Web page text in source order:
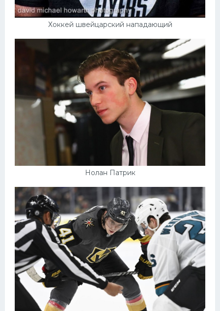
Хоккей швейцарский нападающий
Нолан Патрик